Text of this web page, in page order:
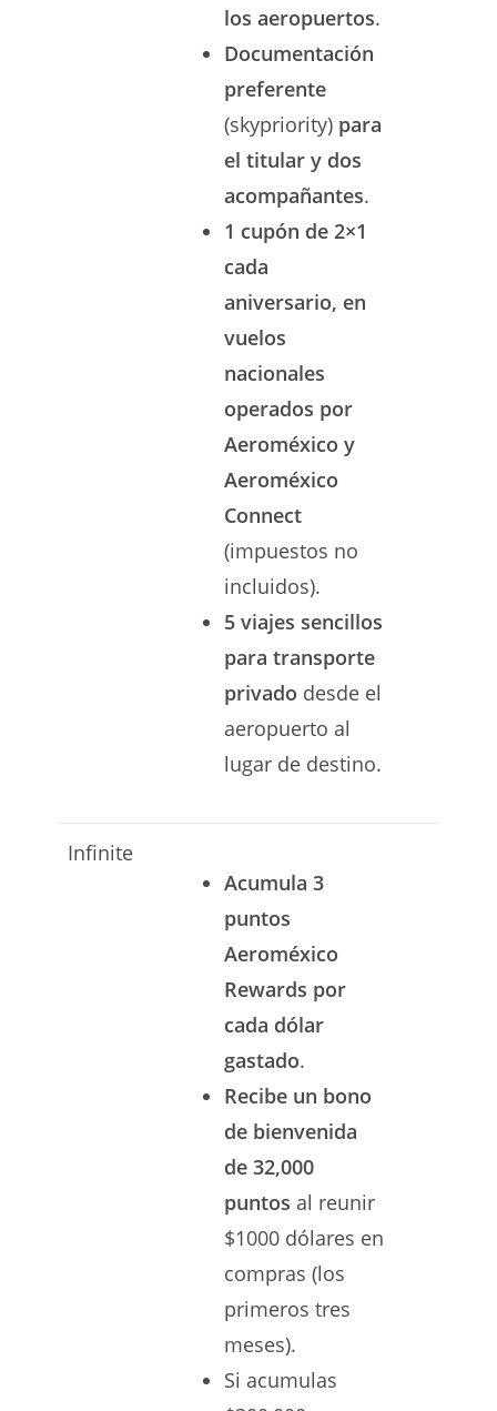
los aeropuertos.
Documentación
preferente
(skypriority) para
el titular y dos
acompañantes.
1 cupón de 2×1
cada
aniversario, en
vuelos
nacionales
operados por
Aeroméxico y
Aeroméxico
Connect
(impuestos no
incluidos).
5 viajes sencillos
para transporte
privado desde el
aeropuerto al
lugar de destino.
Infinite
Acumula 3
puntos
Aeroméxico
Rewards por
cada dólar
gastado.
Recibe un bono
de bienvenida
de 32,000
puntos al reunir
$1000 dólares en
compras (los
primeros tres
meses).
Si acumulas